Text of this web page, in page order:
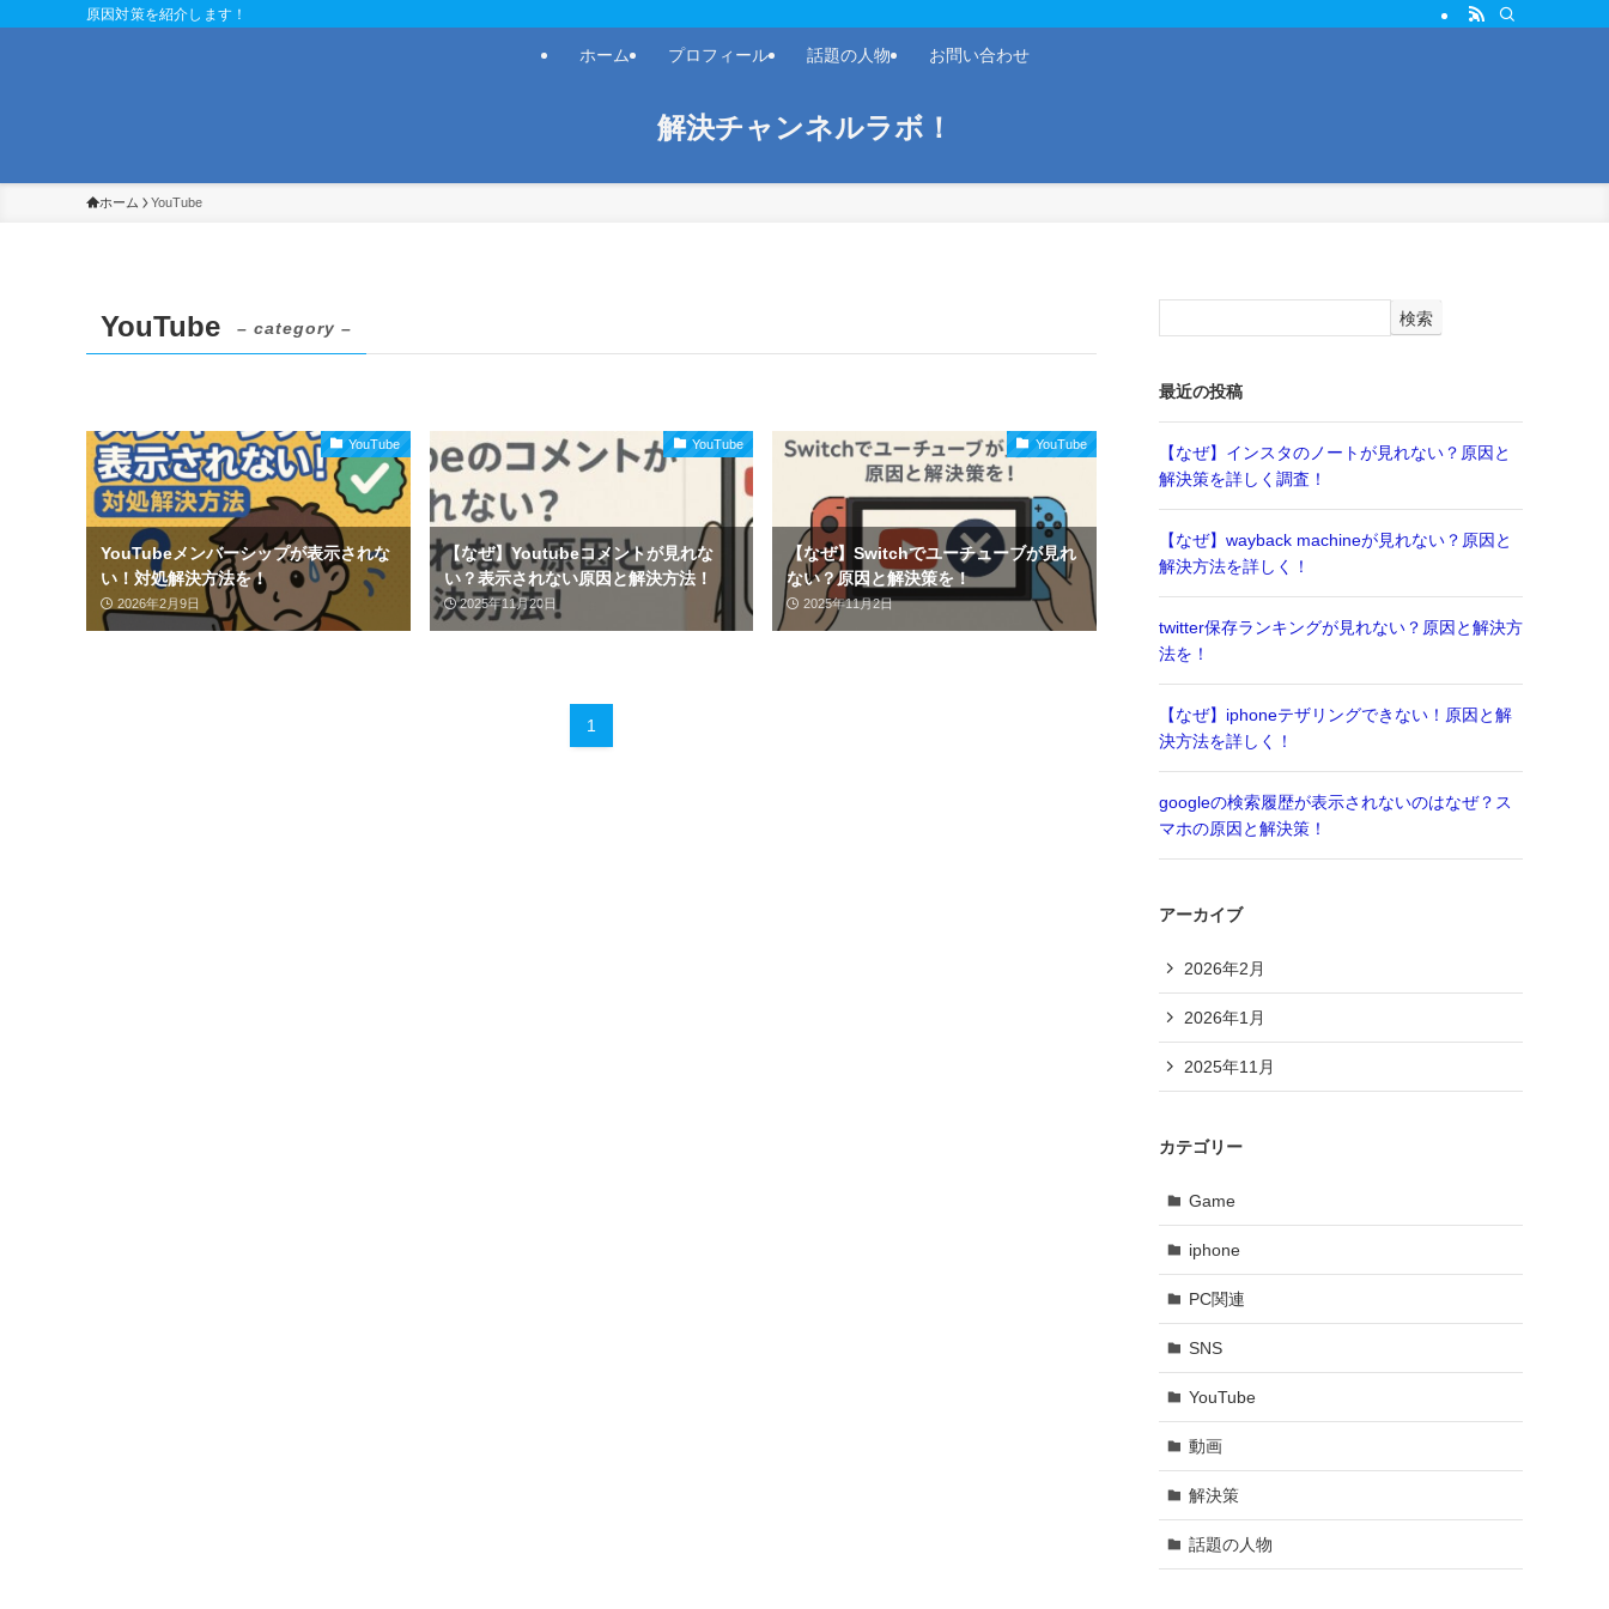
原因対策を紹介します！
解決チャンネルラボ！
ホーム プロフィール 話題の人物 お問い合わせ
ホーム YouTube
YouTube – category –
YouTube
YouTubeメンバーシップが表示されな
い！対処解決方法を！
2026年2月9日
YouTube
【なぜ】Youtubeコメントが見れな
い？表示されない原因と解決方法！
2025年11月20日
YouTube
【なぜ】Switchでユーチューブが見れ
ない？原因と解決策を！
2025年11月2日
1
検索
最近の投稿
【なぜ】インスタのノートが見れない？原因と
解決策を詳しく調査！
【なぜ】wayback machineが見れない？原因と
解決方法を詳しく！
twitter保存ランキングが見れない？原因と解決方
法を！
【なぜ】iphoneテザリングできない！原因と解
決方法を詳しく！
googleの検索履歴が表示されないのはなぜ？ス
マホの原因と解決策！
アーカイブ
2026年2月
2026年1月
2025年11月
カテゴリー
Game
iphone
PC関連
SNS
YouTube
動画
解決策
話題の人物